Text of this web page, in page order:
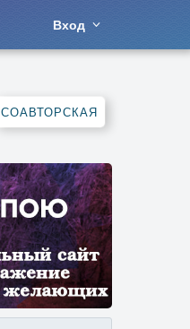
Вход
СОАВТОРСКАЯ